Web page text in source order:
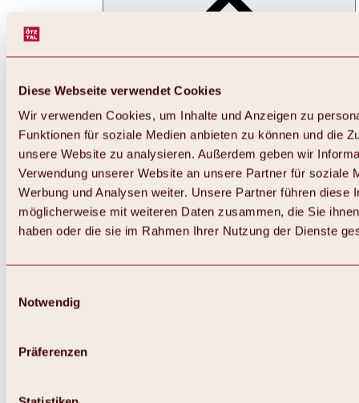
Diese Webseite verwendet Cookies
Wir verwenden Cookies, um Inhalte und Anzeigen zu
Funktionen für soziale Medien anbieten zu können und die
unsere Website zu analysieren. Außerdem geben wir
Verwendung unserer Website an unsere Partner für soziale
Werbung und Analysen weiter. Unsere Partner führen diese
möglicherweise mit weiteren Daten zusammen, die Sie
haben oder die sie im Rahmen Ihrer Nutzung der Dienste
Notwendig
Präferenzen